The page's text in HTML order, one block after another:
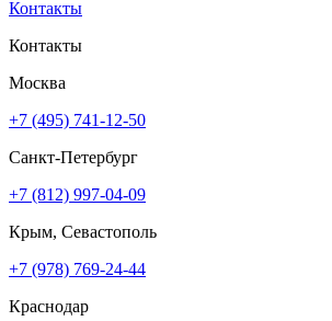
Контакты
Контакты
Москва
+7 (495) 741-12-50
Санкт-Петербург
+7 (812) 997-04-09
Крым, Севастополь
+7 (978) 769-24-44
Краснодар